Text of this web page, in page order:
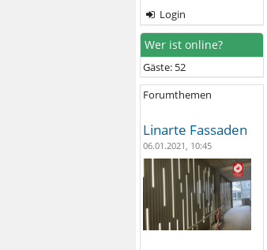
Login
Wer ist online?
Gäste: 52
Forumthemen
Linarte Fassaden
06.01.2021, 10:45